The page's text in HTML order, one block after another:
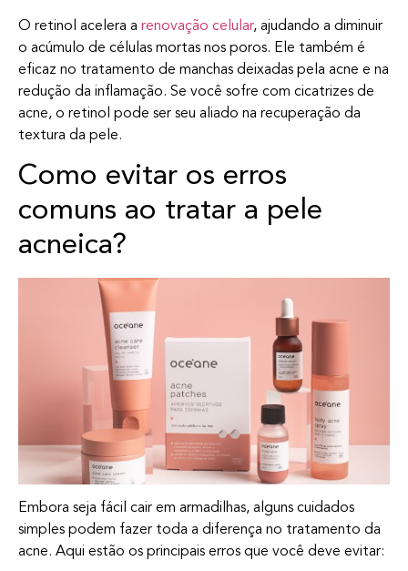
O retinol acelera a renovação celular, ajudando a diminuir
o acúmulo de células mortas nos poros. Ele também é
eficaz no tratamento de manchas deixadas pela acne e na
redução da inflamação. Se você sofre com cicatrizes de
acne, o retinol pode ser seu aliado na recuperação da
textura da pele.
Como evitar os erros
comuns ao tratar a pele
acneica?
Embora seja fácil cair em armadilhas, alguns cuidados
simples podem fazer toda a diferença no tratamento da
acne. Aqui estão os principais erros que você deve evitar: